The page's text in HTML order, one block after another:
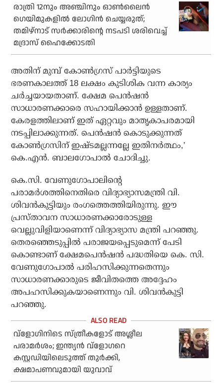
രാത്രി 12നും അഞ്ചിനും ഓണ്‍ലൈന്‍
ഗെയിമുകളില്‍ ലോഗിന്‍ ചെയ്യരുത്;
തമിഴ്‌നാട് സര്‍ക്കാരിന്റെ നടപടി ശരിവെച്ച്
മദ്രാസ് ഹൈക്കോടതി
അതിന് മുമ്പ് കോണ്‍ഗ്രസ് പാര്‍ട്ടിയുടെ
ഭരണകാലത്ത് 18 ലക്ഷം കുടിശിക വന്ന കാര്യം
ചര്‍ച്ചയായതാണ്. ക്ഷേമ പെന്‍ഷന്‍
സാധാരണക്കാരെ സഹായിക്കാന്‍ ഉള്ളതാണ്.
കേരളത്തിലാണ് ഇത് ഏറ്റവും മാതൃകാപരമായി
നടപ്പിലാക്കുന്നത്. പെന്‍ഷന്‍ കൊടുക്കുന്നത്
കോണ്‍ഗ്രസിന് ഇഷ്ടമല്ലന്നല്ലേ ഇതിനര്‍ത്ഥം,’
കെ.എന്‍. ബാലഗോപാല്‍ ചോദിച്ചു.
കെ.സി. വേണുഗോപാലിന്റെ
പരാമര്‍ശത്തിനെതിരെ വിദ്യാഭ്യാസമന്ത്രി വി.
ശിവന്‍കുട്ടിയും രംഗത്തെത്തിയിരുന്നു. ഈ
പ്രസ്താവന സാധാരണക്കാരോടുള്ള
വെല്ലുവിളിയാണെന്ന് വിദ്യാഭ്യാസ മന്ത്രി പറഞ്ഞു.
തെരഞ്ഞെടുപ്പില്‍ പരാജയപ്പെടുമെന്ന് പേടി
കൊണ്ടാണ് ക്ഷേമപെന്‍ഷന്‍ പദ്ധതിയെ കെ. സി.
വേണുഗോപാല്‍ പരിഹസിക്കുന്നതെന്നും
സാധാരണക്കാരുടെ ജീവിതത്തെ അദ്ദേഹം
അപഹസിക്കുകയാണെന്നും വി. ശിവന്‍കുട്ടി
പറഞ്ഞു.
വ്‌ളോഗിനിടെ സ്ത്രീകളോട് അശ്ലീല
പരാമർശം; ഇന്ത്യൻ വ്‌ളോഗറെ
കസ്റ്റഡിയിലെടുത്ത് തുർക്കി,
ക്ഷമാപണവുമായി യുവാവ്